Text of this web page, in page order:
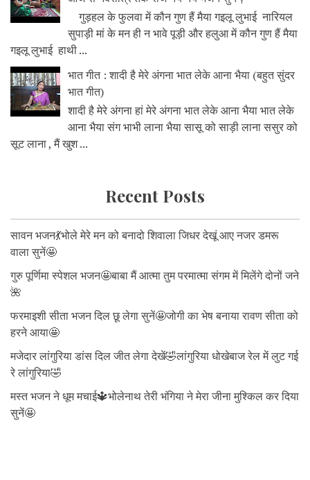
गुड़हल के फुलवा में कौन गुण हैं मैया गइलू लुभाई नारियल
सुपाड़ी मां के मन ही न भावे पूड़ी और हलुआ में कौन गुण हैं मैया
गइलू लुभाई हाथी ...
भात गीत : शादी है मेरे अंगना भात लेके आना भैया (बहुत सुंदर
भात गीत)
शादी है मेरे अंगना हां मेरे अंगना भात लेके आना भैया भात लेके
आना भैया संग भाभी लाना भैया सासू को साड़ी लाना ससुर को
सूट लाना , मैं खुश ...
Recent Posts
सावन भजन💃भोले मेरे मन को बनादो शिवाला जिधर देखूं आए नजर डमरू
वाला सुनें🤩
गुरु पूर्णिमा स्पेशल भजन🤩बाबा मैं आत्मा तुम परमात्मा संगम में मिलेंगे दोनों जने
🌺
फरमाइशी सीता भजन दिल छू लेगा सुनें🤩जोगी का भेष बनाया रावण सीता को
हरने आया🤩
मजेदार लांगुरिया डांस दिल जीत लेगा देखें🤣लांगुरिया धोखेबाज रेल में लुट गई
रे लांगुरिया🤣
मस्त भजन ने धूम मचाई🔱भोलेनाथ तेरी भंगिया ने मेरा जीना मुश्किल कर दिया
सुनें🤩